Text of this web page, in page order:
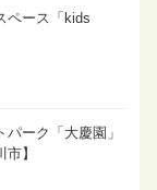
ペース「kids
ーク「大慶園」
】